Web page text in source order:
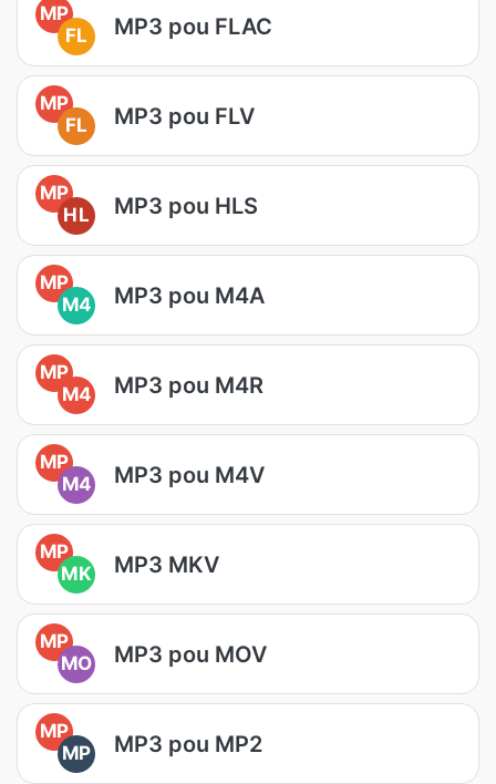
MP
FL
MP3 pou FLAC
MP
FL
MP3 pou FLV
MP
HL
MP3 pou HLS
MP
M4
MP3 pou M4A
MP
M4
MP3 pou M4R
MP
M4
MP3 pou M4V
MP
MK
MP3 MKV
MP
MO
MP3 pou MOV
MP
MP
MP3 pou MP2